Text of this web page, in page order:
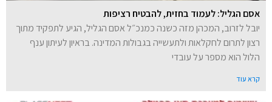
אסם הגליל: לעמוד בחזית, להבטיח רציפות
יובל לזרוב, המכהן מזה כשנה כמנכ״ל אסם הגליל, הגיע לתפקיד מתוך
רצון לתרום לחקלאות ולתעשייה בגבולות המדינה. בראיון לעיתון ענף
הלול הוא מספר על עובדי
קרא עוד